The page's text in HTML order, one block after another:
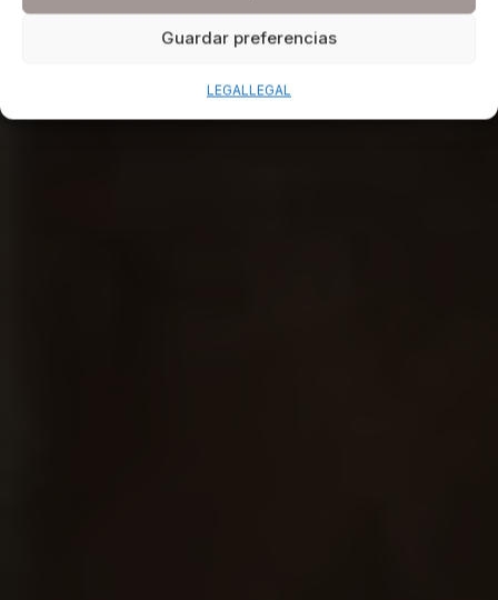
Guardar preferencias
LEGALLEGAL